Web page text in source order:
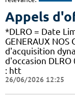
Appels
*DLRO = Date
GENERAUX NOS
d'acquisition
d'occasion
: htt
26/06/2026 12:25